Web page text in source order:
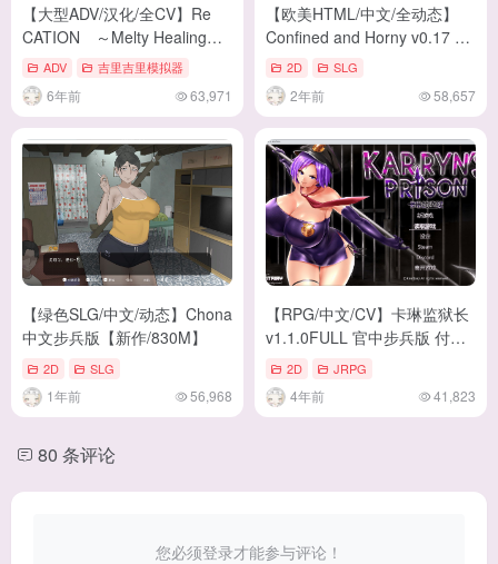
【大型ADV/汉化/全CV】Re
CATION ～Melty Healing～
安卓+PC 云汉化版+CG包【新
汉化/4G】
ADV 吉里吉里模拟器
6年前 63,971
【欧美HTML/中文/全动态】
Confined and Horny v0.17 安
卓+PC 测试官中版【更
新/1.8G】
2D SLG
2年前 58,657
【绿色SLG/中文/动态】Chona
中文步兵版【新作/830M】
2D SLG
1年前 56,968
【RPG/中文/CV】卡琳监狱长
v1.1.0FULL 官中步兵版 付
DLC【更新/1.71G】
2D JRPG
4年前 41,823
80 条评论
您必须登录才能参与评论！